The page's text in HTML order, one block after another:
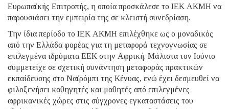
Ευρωπαϊκής Επιτροπής, η οποία προσκάλεσε το ΙΕΚ ΑΚΜΗ να
παρουσιάσει την εμπειρία της σε κλειστή συνεδρίαση.
Την ίδια περίοδο το ΙΕΚ ΑΚΜΗ επιλέχθηκε ως ο μοναδικός
από την Ελλάδα φορέας για τη μεταφορά τεχνογνωσίας σε
επιλεγμένα ιδρύματα ΕΕΚ στην Αφρική. Μάλιστα τον Ιούνιο
συμμετείχε σε σχετική συνάντηση μεταφοράς πρακτικών
εκπαίδευσης στο Ναϊρόμπι της Κένυας, ενώ έχει δεσμευθεί να
φιλοξενήσει καθηγητές και μαθητές από επιλεγμένες
αφρικανικές χώρες στις σύγχρονες εγκαταστάσεις του